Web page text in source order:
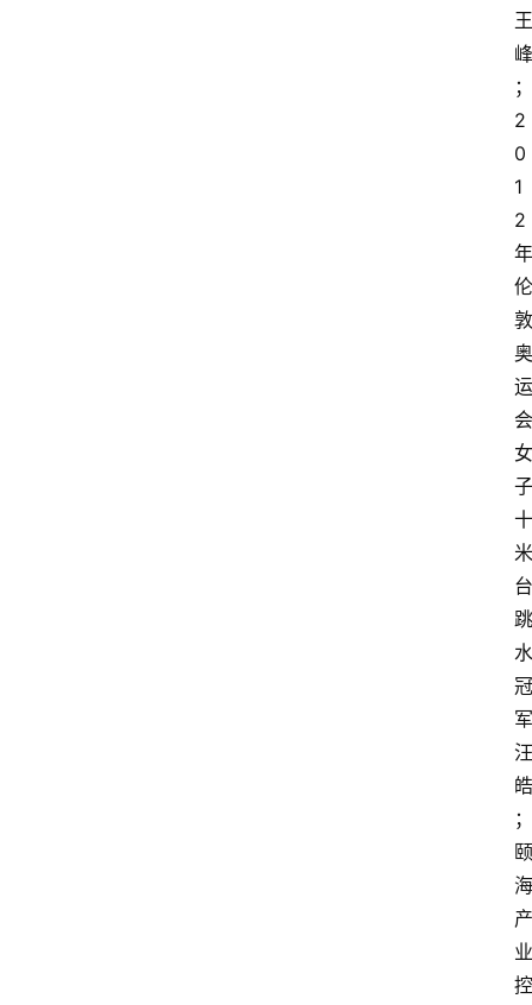
王
峰
；
2
0
1
2
年
伦
敦
奥
运
会
女
子
十
米
台
跳
水
冠
军
汪
皓
；
颐
海
产
业
控